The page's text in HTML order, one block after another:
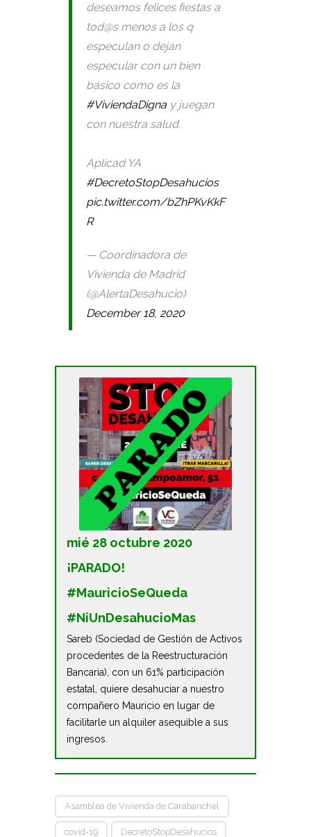
deseamos felices fiestas a
tod@s menos a los q
especulan o dejan
especular con un bien
básico como es la
#ViviendaDigna y juegan
con nuestra salud.
Aplicad YA
#DecretoStopDesahucios
pic.twitter.com/bZhPKvKkF
R
— Coordinadora de
Vivienda de Madrid
(@AlertaDesahucio)
December 18, 2020
mié 28 octubre 2020
¡PARADO!
#MauricioSeQueda
#NiUnDesahucioMas
Sareb (Sociedad de Gestión de Activos
procedentes de la Reestructuración
Bancaria), con un 61% participación
estatal, quiere desahuciar a nuestro
compañero Mauricio en lugar de
facilitarle un alquiler asequible a sus
ingresos.
Asamblea de Vivienda de Carabanchel
covid-19 DecretoStopDesahucios